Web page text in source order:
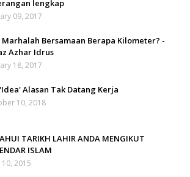
lengkap
09, 2017
Marhalah Bersamaan Berapa Kilometer? -
Azhar Idrus
18, 2017
Alasan Tak Datang Kerja
10, 2018
TARIKH LAHIR ANDA MENGIKUT
ISLAM
10, 2015